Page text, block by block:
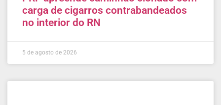
carga de cigarros contrabandeados
no interior do RN
5 de agosto de 2026